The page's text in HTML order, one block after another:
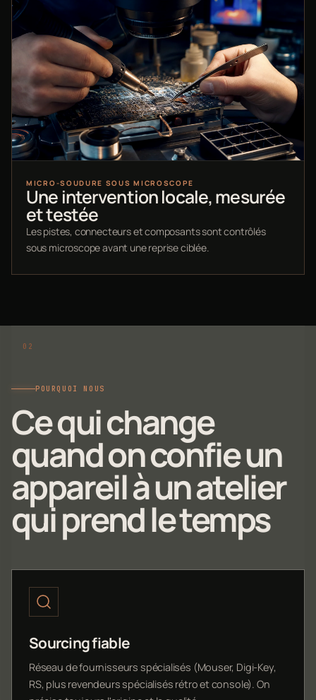
MICRO-SOUDURE SOUS MICROSCOPE
Une intervention locale, mesurée
et testée
Les pistes, connecteurs et composants sont contrôlés
sous microscope avant une reprise ciblée.
POURQUOI NOUS
Ce qui change
quand on confie un
appareil à un atelier
qui prend le temps
Sourcing fiable
Réseau de fournisseurs spécialisés (Mouser, Digi-Key,
RS, plus revendeurs spécialisés rétro et console). On